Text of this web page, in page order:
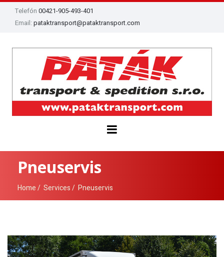
Telefón 00421-905-493-401
Email: pataktransport@pataktransport.com
Pneuservis
Home Services Pneuservis